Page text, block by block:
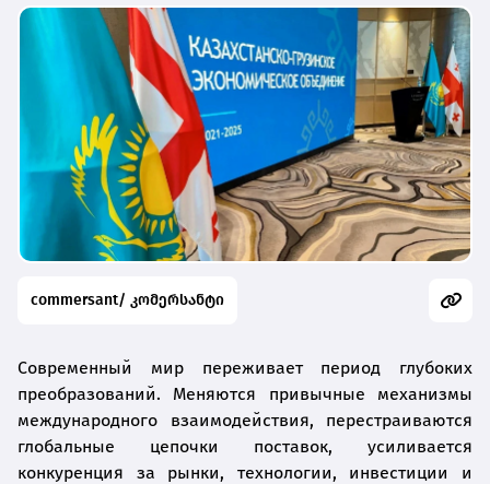
commersant/ კომერსანტი
Современный мир переживает период глубоких
преобразований. Меняются привычные механизмы
международного взаимодействия, перестраиваются
глобальные цепочки поставок, усиливается
конкуренция за рынки, технологии, инвестиции и